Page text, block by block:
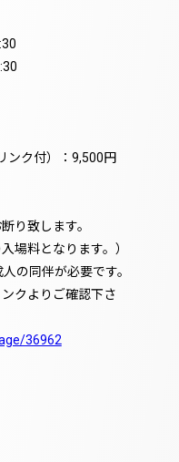
ンク付）：9,500円
り致します。
場料となります。）
の同伴が必要です。
クよりご確認下さ
36962